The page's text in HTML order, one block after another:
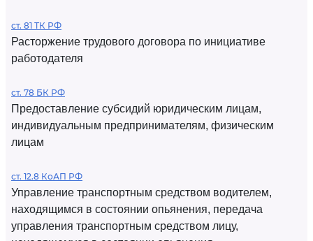
ст. 81 ТК РФ
Расторжение трудового договора по инициативе
работодателя
ст. 78 БК РФ
Предоставление субсидий юридическим лицам,
индивидуальным предпринимателям, физическим
лицам
ст. 12.8 КоАП РФ
Управление транспортным средством водителем,
находящимся в состоянии опьянения, передача
управления транспортным средством лицу,